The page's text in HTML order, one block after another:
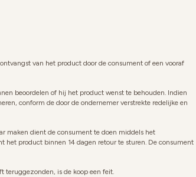
van het product door de consument of een vooraf
beoordelen of hij het product wenst te behouden. Indien
conform de door de ondernemer verstrekte redelijke en
maken dient de consument te doen middels het
product binnen 14 dagen retour te sturen. De consument
teruggezonden, is de koop een feit.